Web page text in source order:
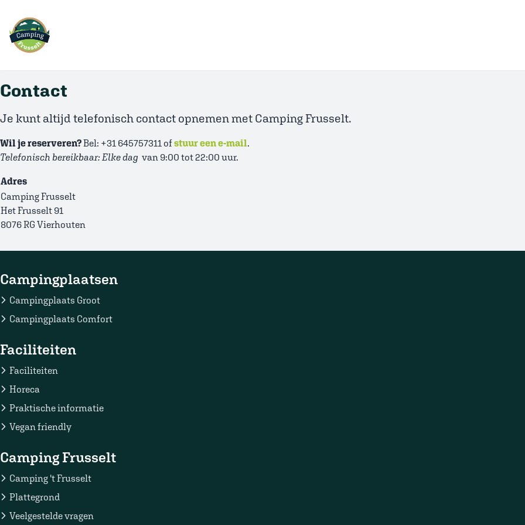
naar
hoofdinhoud
Contact
Je kunt altijd telefonisch contact opnemen met Camping Frusselt.
Wil je reserveren?Bel: +31 645757311 ofstuur een e-mail.
Telefonisch bereikbaar: Elke dag van 9:00 tot 22:00 uur.
Adres
Camping Frusselt
Het Frusselt 91
8076 RG Vierhouten
Campingplaatsen
Campingplaats Groot
Campingplaats Comfort
Faciliteiten
Faciliteiten
Horeca
Praktische informatie
Vegan friendly
Camping Frusselt
Camping 't Frusselt
Plattegrond
Veelgestelde vragen